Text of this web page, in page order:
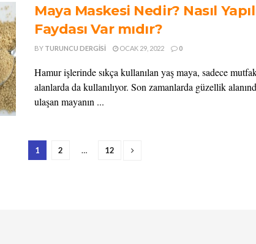
Maya Maskesi Nedir? Nasıl
Faydası Var mıdır?
BY TURUNCU DERGISI OCAK 29, 2022 0
Hamur işlerinde sıkça kullanılan yaş maya, sadece
alanlarda da kullanılıyor. Son zamanlarda güzellik
ulaşan mayanın ...
1 2 … 12